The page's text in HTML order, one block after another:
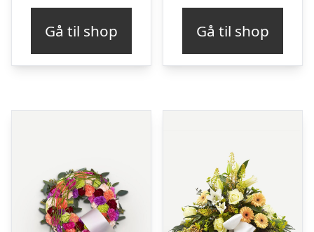
Gå til shop Gå til shop